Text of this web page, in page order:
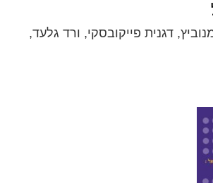
דגנית פייקובסקי, ורד גלעד,